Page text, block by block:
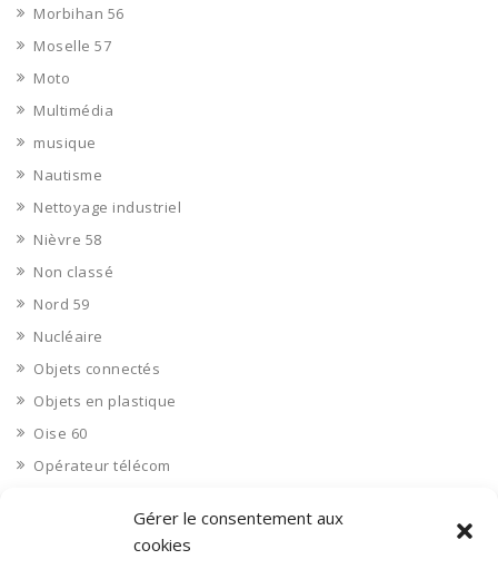
Gérer le consentement aux
cookies
Morbihan 56
Moselle 57
Moto
Multimédia
musique
Nautisme
Nettoyage industriel
Nièvre 58
Non classé
Nord 59
Nucléaire
Objets connectés
Objets en plastique
Oise 60
Opérateur télécom